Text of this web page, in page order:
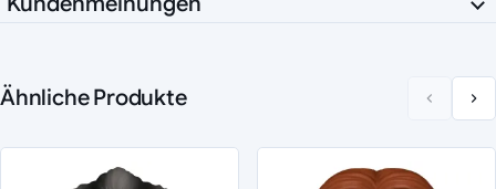
Ähnliche Produkte